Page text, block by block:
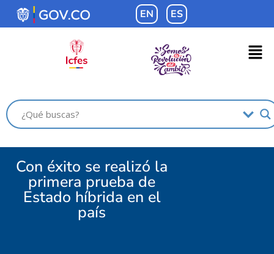
EN ES
Con éxito se realizó la
primera prueba de
Estado híbrida en el
país